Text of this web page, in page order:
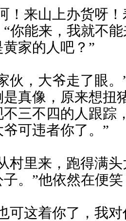
！来山上办货呀！
“你能来，我就不
家的人吧？”
伙，大爷走了眼。
是真像，原来想扭
不三不四的人跟踪
爷可违者你了。”
村里来，跑得满
。”他依然在便
可这着你了，我